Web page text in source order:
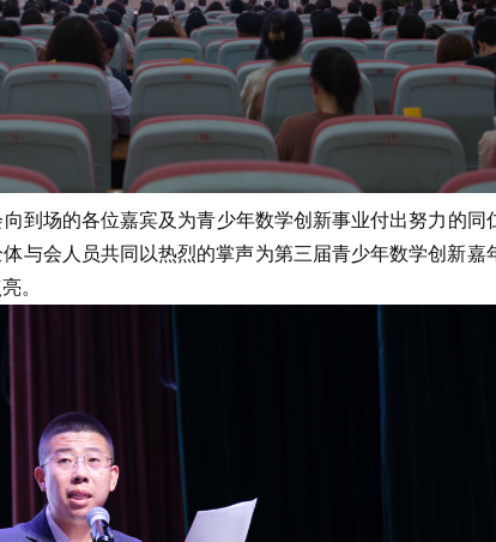
场的各位嘉宾及为青少年数学创新事业付出努力的同
与会人员共同以热烈的掌声为第三届青少年数学创新嘉
。